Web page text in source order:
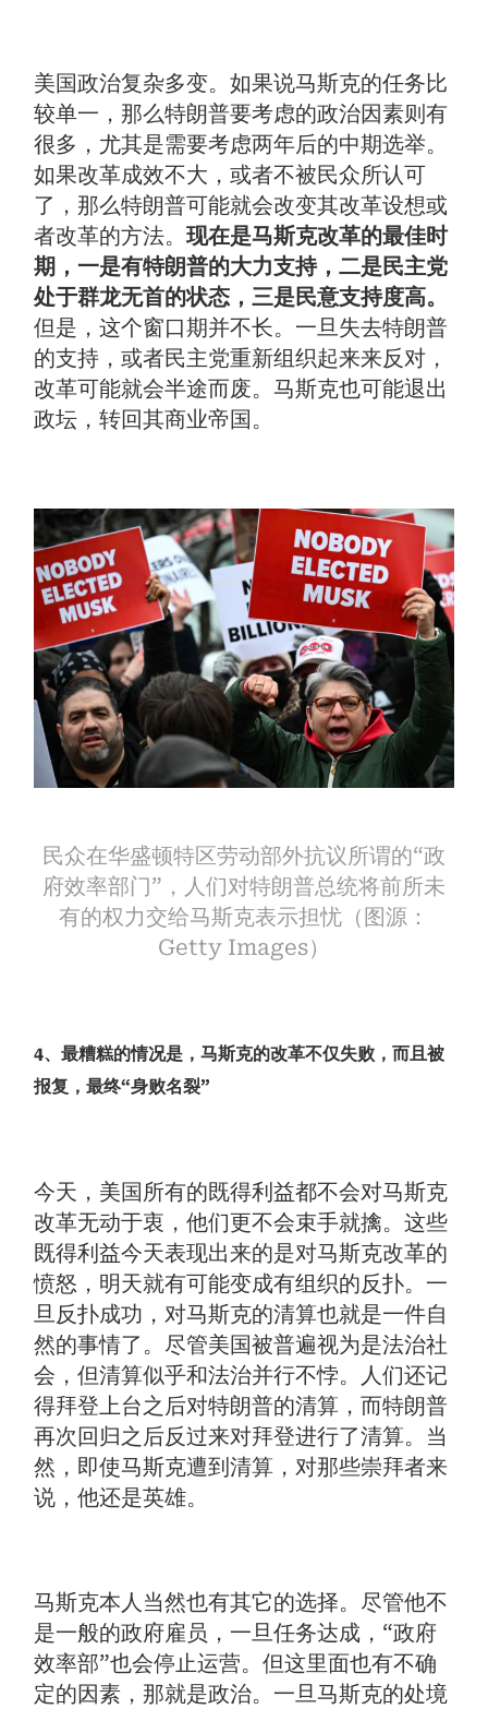
美国政治复杂多变。如果说马斯克的任务比
较单一，那么特朗普要考虑的政治因素则有
很多，尤其是需要考虑两年后的中期选举。
如果改革成效不大，或者不被民众所认可
了，那么特朗普可能就会改变其改革设想或
者改革的方法。现在是马斯克改革的最佳时
期，一是有特朗普的大力支持，二是民主党
处于群龙无首的状态，三是民意支持度高。
但是，这个窗口期并不长。一旦失去特朗普
的支持，或者民主党重新组织起来来反对，
改革可能就会半途而废。马斯克也可能退出
政坛，转回其商业帝国。
民众在华盛顿特区劳动部外抗议所谓的“政
府效率部门”，人们对特朗普总统将前所未
有的权力交给马斯克表示担忧（图源：
Getty Images）
4、最糟糕的情况是，马斯克的改革不仅失败，而且被
报复，最终“身败名裂”
今天，美国所有的既得利益都不会对马斯克
改革无动于衷，他们更不会束手就擒。这些
既得利益今天表现出来的是对马斯克改革的
愤怒，明天就有可能变成有组织的反扑。一
旦反扑成功，对马斯克的清算也就是一件自
然的事情了。尽管美国被普遍视为是法治社
会，但清算似乎和法治并行不悖。人们还记
得拜登上台之后对特朗普的清算，而特朗普
再次回归之后反过来对拜登进行了清算。当
然，即使马斯克遭到清算，对那些崇拜者来
说，他还是英雄。
马斯克本人当然也有其它的选择。尽管他不
是一般的政府雇员，一旦任务达成，“政府
效率部”也会停止运营。但这里面也有不确
定的因素，那就是政治。一旦马斯克的处境